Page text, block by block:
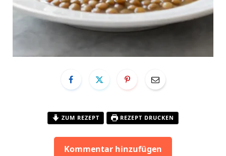
ZUM REZEPT REZEPT DRUCKEN
Kommentar hinzufügen